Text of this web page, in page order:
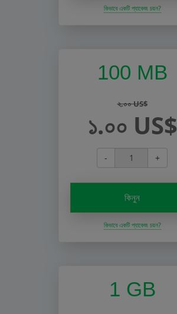
কিভাবে একটি প্যাকেজ চয়ন?
100 MB
২.০০ US$
১.০০ US$
- +
কিনুন
কিভাবে একটি প্যাকেজ চয়ন?
1 GB